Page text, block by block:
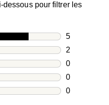
pour filtrer les
5
5 avis avec
2
2 avis avec
0
0 avis avec
0
0 avis avec
0